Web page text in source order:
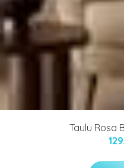
Taulu Rosa